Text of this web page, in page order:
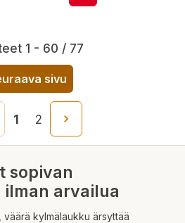
1 - 60 / 77
sivu
1 2
sopivan
arvailua
väärä kylmälaukku ärsyttää